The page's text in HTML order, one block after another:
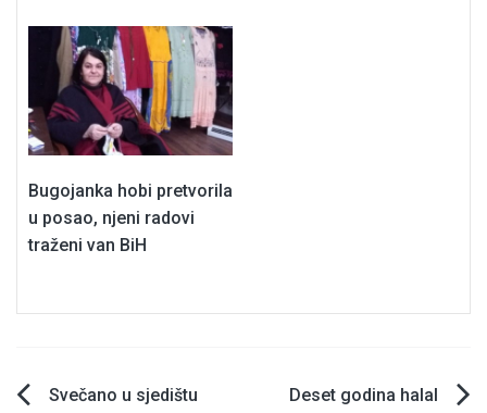
Bugojanka hobi pretvorila
u posao, njeni radovi
traženi van BiH
Navigacija
Svečano u sjedištu Deset godina halal